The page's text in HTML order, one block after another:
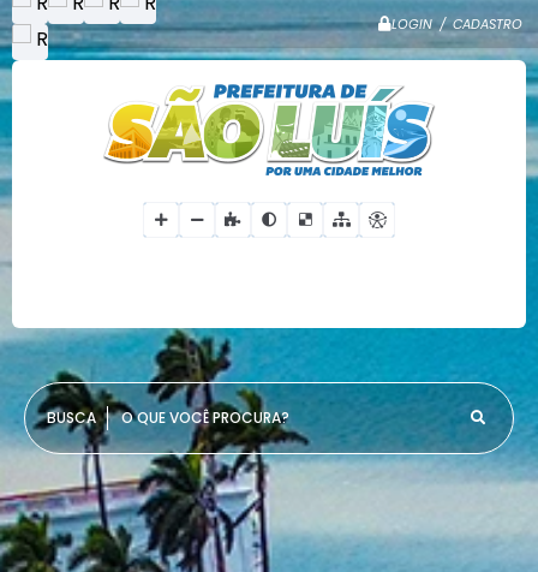
LOGIN / CADASTRO
O QUE VOCÊ PROCURA?